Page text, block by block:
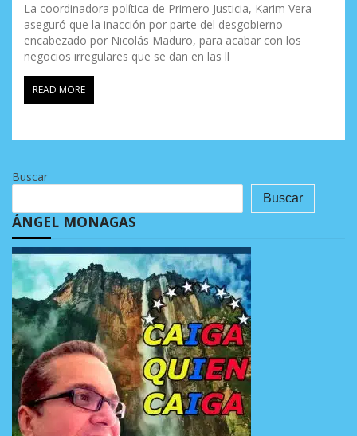
La coordinadora política de Primero Justicia, Karim Vera
aseguró que la inacción por parte del desgobierno
encabezado por Nicolás Maduro, para acabar con los
negocios irregulares que se dan en las ll
READ MORE
Buscar
Buscar
ÁNGEL MONAGAS